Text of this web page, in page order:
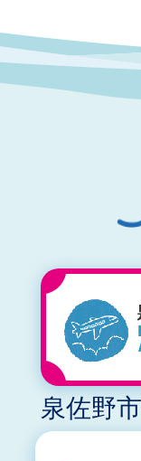
泉佐野